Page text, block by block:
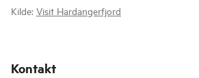
Kilde: Visit Hardangerfjord
Kontakt